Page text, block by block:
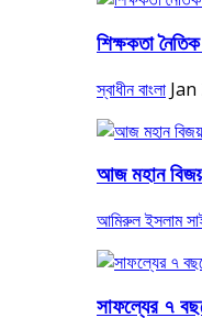
শিক্ষকতা
স্বাধীন বাংলা
আজ মহান বিজয়
আমিরুল ইসলাম
সাফল্যের ৭